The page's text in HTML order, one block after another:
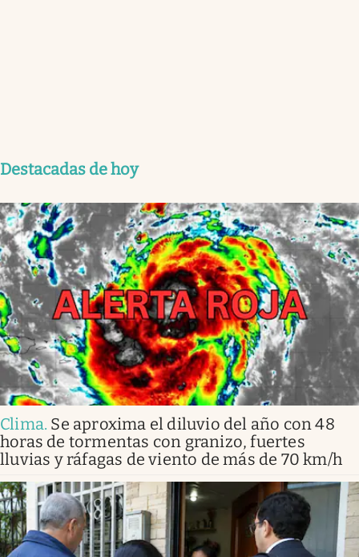
Destacadas de hoy
Clima. Se aproxima el diluvio del año con 48
horas de tormentas con granizo, fuertes
lluvias y ráfagas de viento de más de 70 km/h